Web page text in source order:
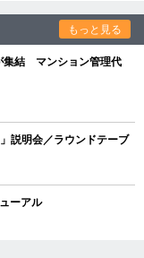
もっと見る
集結 マンション管理代
説明会／ラウンドテーブ
ーアル